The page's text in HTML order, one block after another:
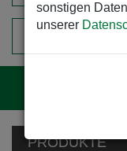
sonstigen
unserer
PRODUKTE